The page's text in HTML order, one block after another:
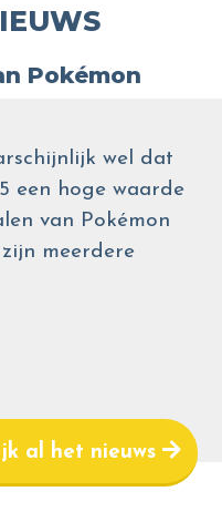
Pokémon
wel dat
een hoge waarde
van Pokémon
meerdere
al het nieuws